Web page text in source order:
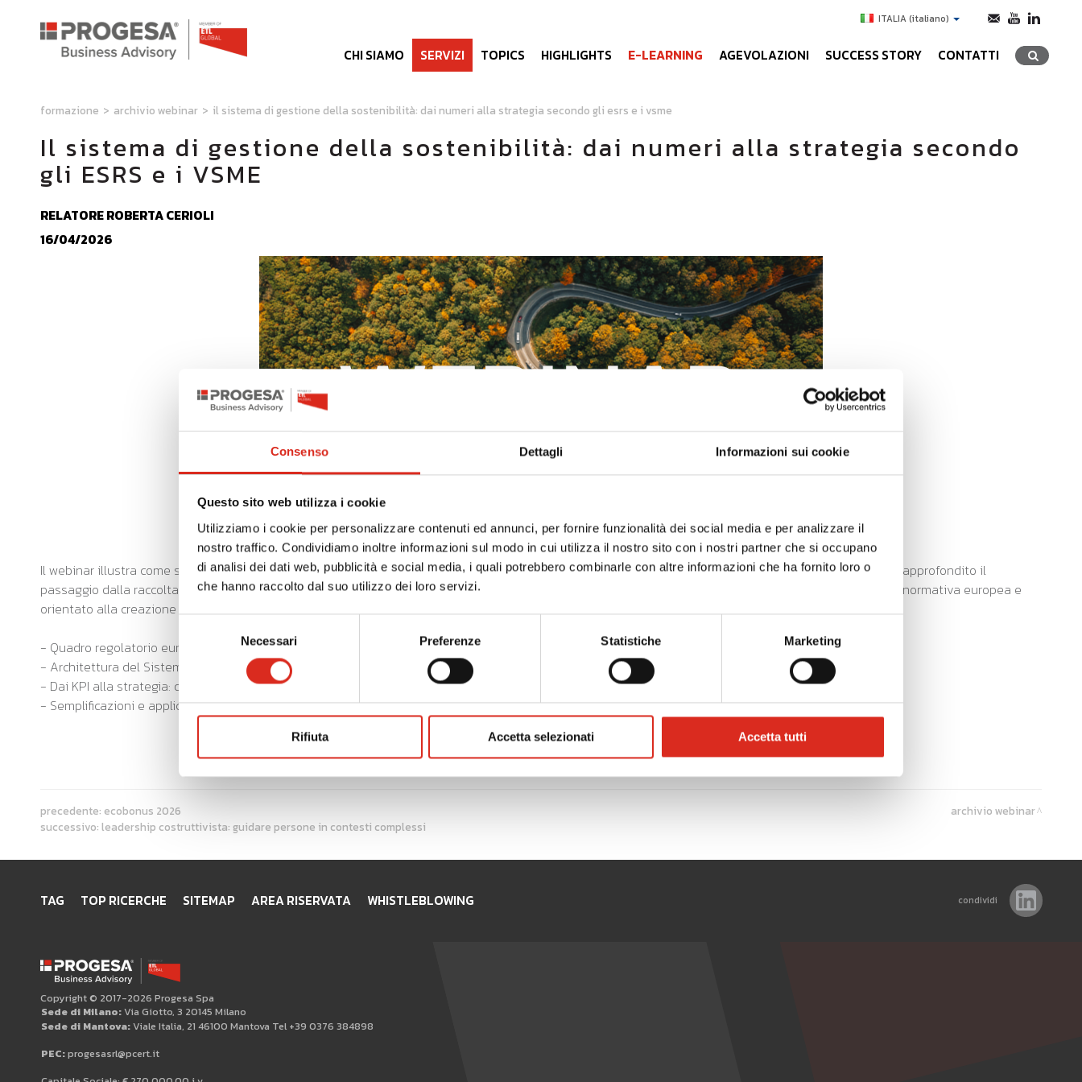
Consenso Dettagli Informazioni sui cookie
Questo sito web utilizza i cookie
Utilizziamo i cookie per personalizzare contenuti ed annunci, per fornire funzionalità dei social media e per analizzare il
nostro traffico. Condividiamo inoltre informazioni sul modo in cui utilizza il nostro sito con i nostri partner che si occupano
di analisi dei dati web, pubblicità e social media, i quali potrebbero combinarle con altre informazioni che ha fornito loro o
che hanno raccolto dal suo utilizzo dei loro servizi.
del
consenso
Necessari Preferenze Statistiche Marketing
Rifiuta Accetta selezionati Accetta tutti
ITALIA(italiano)
CHI SIAMO SERVIZI TOPICS HIGHLIGHTS E-LEARNING AGEVOLAZIONI SUCCESS STORY CONTATTI
formazione > archivio webinar > il sistema di gestione della sostenibilità: dai numeri alla strategia secondo gli esrs e i vsme
Il sistema di gestione della sostenibilità: dai numeri alla strategia secondo
gli ESRS e i VSME
RELATORE ROBERTA CERIOLI
16/04/2026
Il webinar illustra come strutturare un Sistema di Gestione della Sostenibilità coerente con gli ESRS e con lo standard volontario VSME per le PMI. Verrà approfondito il
passaggio dalla raccolta dei dati ESG alla loro integrazione nei processi decisionali e strategici. L’obiettivo è fornire un modello operativo conforme alla normativa europea e
orientato alla creazione di valore.
- Quadro regolatorio europeo: CSRD, ESRS e standard VSME nel contesto della normativa comunitaria.
- Architettura del Sistema di Gestione della Sostenibilità: governance, processi, controllo interno e integrazione con i sistemi ISO.
- Dai KPI alla strategia: doppia materialità, indicatori ESG e pianificazione degli obiettivi.
- Semplificazioni e applicazione operativa: approccio proporzionato per PMI e coordinamento con obblighi normativi.
DOWNLOAD
precedente: ecobonus 2026
successivo: leadership costruttivista: guidare persone in contesti complessi
archivio webinar
TAG TOP RICERCHE SITEMAP AREA RISERVATA WHISTLEBLOWING condividi
Copyright © 2017-2026 Progesa Spa
Sede di Milano:Via Giotto, 3 20145 Milano
Sede di Mantova:Viale Italia, 21 46100 Mantova Tel +39 0376 384898
PEC:progesasrl@pcert.it